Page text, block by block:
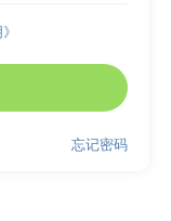
忘记密码